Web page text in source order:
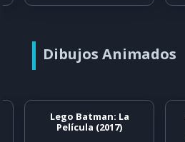
Dibujos Animados
Lego Batman: La
Película (2017)